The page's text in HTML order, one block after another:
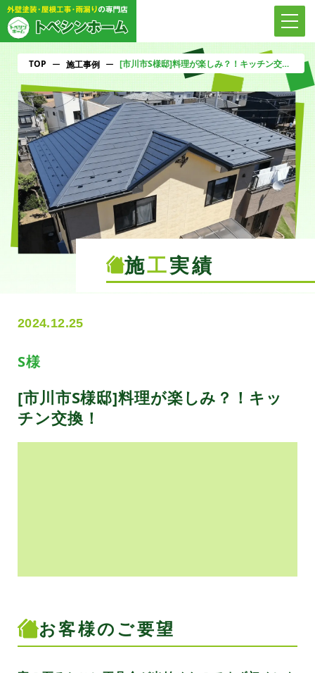
TOP ー 施工事例 ー [市川市S様邸]料理が楽しみ？！キッチン交換！
施工実績
2024.12.25
S様
[市川市S様邸]料理が楽しみ？！キッ
チン交換！
お客様のご要望